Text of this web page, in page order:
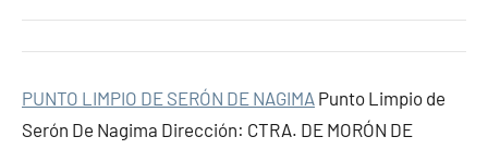
PUNTO LIMPIO DE SERÓN DE NAGIMA Punto Limpio de
Serón De Nagima Dirección: CTRA. DE MORÓN DE